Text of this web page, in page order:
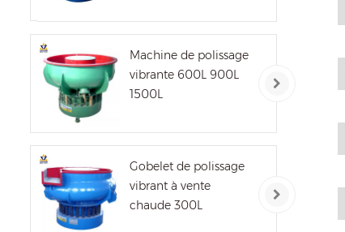
Machine de polissage
vibrante 600L 900L
1500L
Gobelet de polissage
vibrant à vente
chaude 300L